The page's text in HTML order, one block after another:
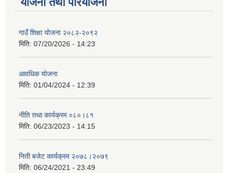
गाउँ शिक्षा योजना २०८२-२०९२
मिति: 07/20/2026 - 14:23
आवधिक योजना
मिति: 01/04/2024 - 12:39
नीति तथा कार्यक्रम ०८०।८१
मिति: 06/23/2023 - 14:15
निती बजेट कार्यक्रम २०७८।२०७९
मिति: 06/24/2021 - 23:49